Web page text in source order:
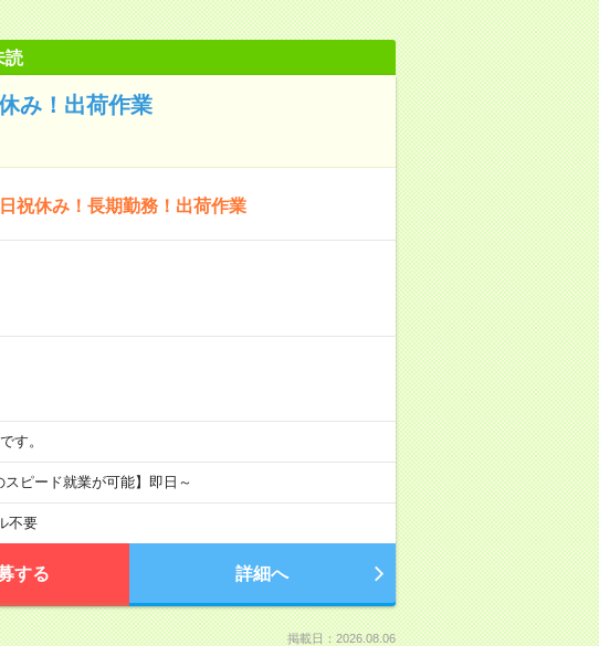
読
み！出荷作業
祝休み！長期勤務！出荷作業
す。
ピード就業が可能】即日～
不要
する 詳細へ
掲載日：2026.08.06